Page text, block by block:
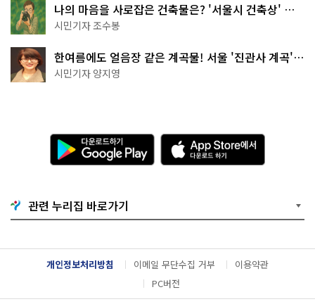
나의 마음을 사로잡은 건축물은? '서울시 건축상' 수
상작 공개!
시민기자 조수봉
한여름에도 얼음장 같은 계곡물! 서울 '진관사 계곡'이
천국이네~
시민기자 양지영
다
운
로
기
G
o
g
l
e
l
A
p
p
e
서
다
운
드
관련 누리집 바로가기
개인정보처리방침 이메일 무단수집 거부
이용약관
PC버전